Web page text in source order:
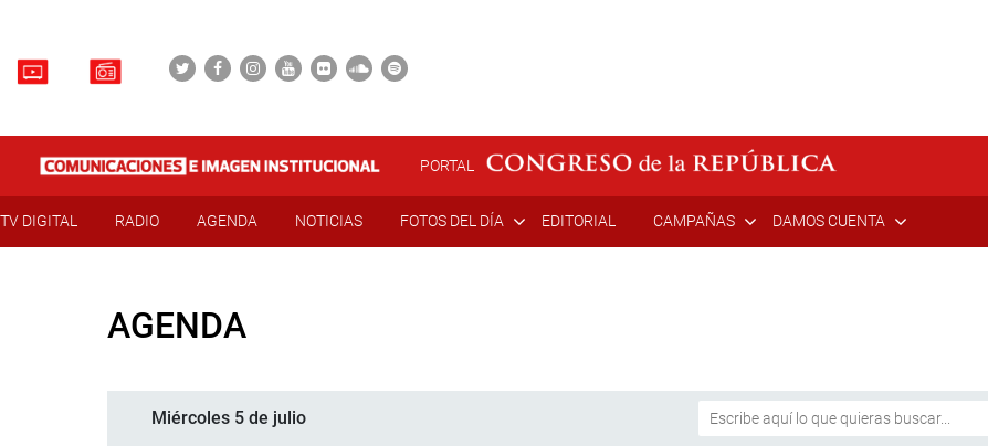
PORTAL
TV DIGITAL RADIO AGENDA NOTICIAS FOTOS DEL DÍA EDITORIAL CAMPAÑAS DAMOS CUENTA
AGENDA
Miércoles 5 de julio